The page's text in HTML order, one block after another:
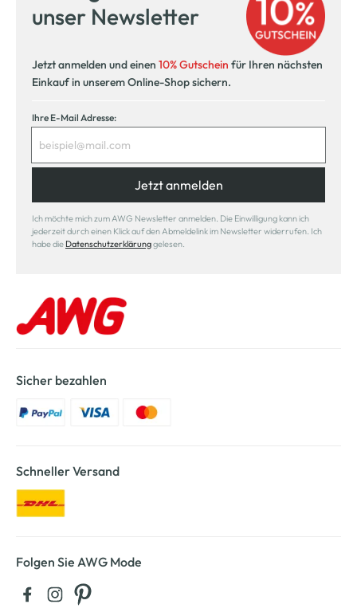
unser Newsletter
Jetzt anmelden und einen 10% Gutschein für Ihren nächsten
Einkauf in unserem Online-Shop sichern.
Ihre E-Mail Adresse:
Jetzt anmelden
Ich möchte mich zum AWG Newsletter anmelden. Die Einwilligung kann ich
jederzeit durch einen Klick auf den Abmeldelink im Newsletter widerrufen. Ich
habe die Datenschutzerklärunggelesen.
Sicher bezahlen
Schneller Versand
Folgen Sie AWG Mode